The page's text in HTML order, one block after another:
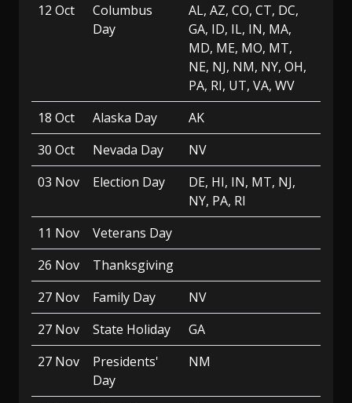
12 Oct
Columbus
Day
AL, AZ, CO, CT, DC,
GA, ID, IL, IN, MA,
MD, ME, MO, MT,
NE, NJ, NM, NY, OH,
PA, RI, UT, VA, WV
18 Oct
Alaska Day
AK
30 Oct
Nevada Day
NV
03 Nov
Election Day
DE, HI, IN, MT, NJ,
NY, PA, RI
11 Nov
Veterans Day
26 Nov
Thanksgiving
27 Nov
Family Day
NV
27 Nov
State Holiday
GA
27 Nov
Presidents'
Day
NM